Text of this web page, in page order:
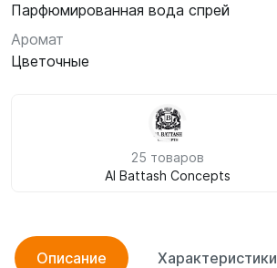
Парфюмированная вода спрей
Аромат
Цветочные
25 товаров
Al Battash Concepts
Описание Характеристики